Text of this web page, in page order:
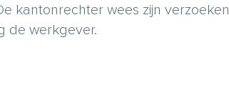
kantonrechter wees zijn verzoeken
de werkgever.